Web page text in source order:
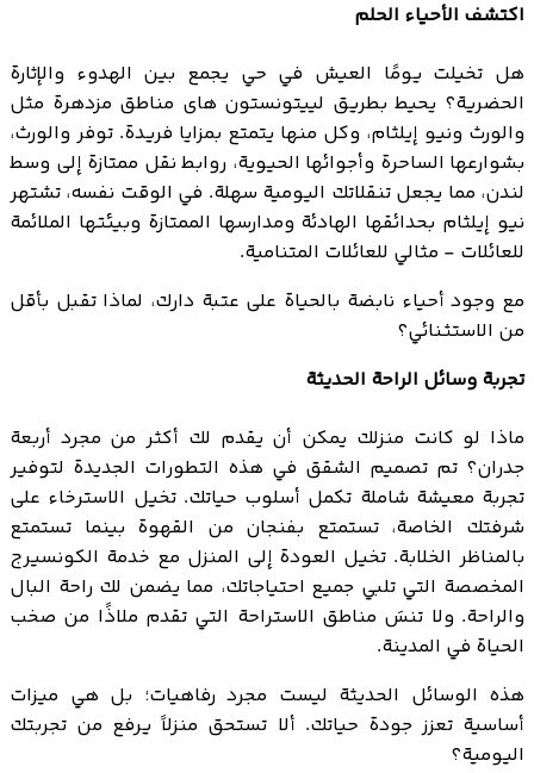
اكتشف الأحياء الحلم
هل تخيلت يومًا العيش في حي يجمع بين الهدوء والإثارة
الحضرية؟ يحيط بطريق لييتونستون هاى مناطق مزدهرة مثل
والورث ونيو إيلثام، وكل منها يتمتع بمزايا فريدة. توفر والورث،
بشوارعها الساحرة وأجوائها الحيوية، روابط نقل ممتازة إلى وسط
لندن، مما يجعل تنقلاتك اليومية سهلة. في الوقت نفسه، تشتهر
نيو إيلثام بحدائقها الهادئة ومدارسها الممتازة وبيئتها الملائمة
للعائلات - مثالي للعائلات المتنامية.
مع وجود أحياء نابضة بالحياة على عتبة دارك، لماذا تقبل بأقل
من الاستثنائي؟
تجربة وسائل الراحة الحديثة
ماذا لو كانت منزلك يمكن أن يقدم لك أكثر من مجرد أربعة
جدران؟ تم تصميم الشقق في هذه التطورات الجديدة لتوفير
تجربة معيشة شاملة تكمل أسلوب حياتك. تخيل الاسترخاء على
شرفتك الخاصة، تستمتع بفنجان من القهوة بينما تستمتع
بالمناظر الخلابة. تخيل العودة إلى المنزل مع خدمة الكونسيرج
المخصصة التي تلبي جميع احتياجاتك، مما يضمن لك راحة البال
والراحة. ولا تنسَ مناطق الاستراحة التي تقدم ملاذًا من صخب
الحياة في المدينة.
هذه الوسائل الحديثة ليست مجرد رفاهيات؛ بل هي ميزات
أساسية تعزز جودة حياتك. ألا تستحق منزلاً يرفع من تجربتك
اليومية؟